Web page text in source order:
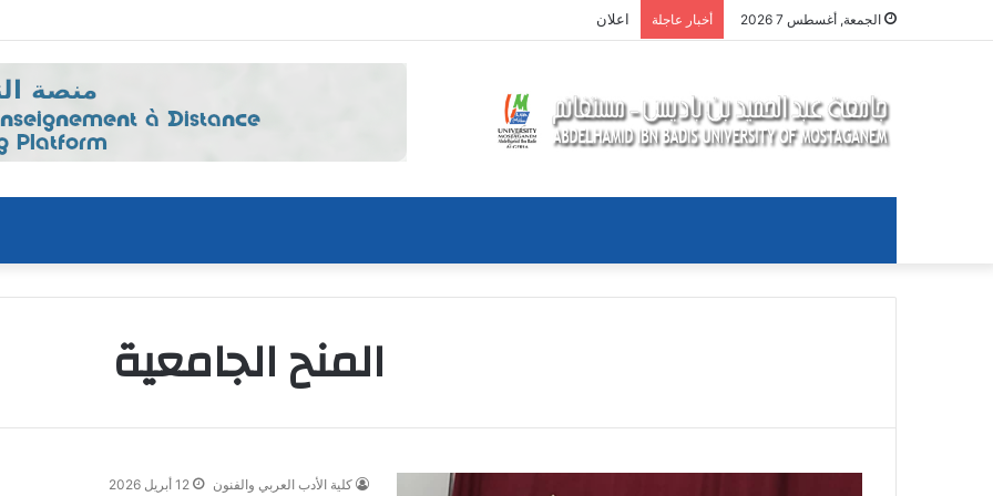
الجمعة, أغسطس 7 2026 أخبار عاجلة اعلان
المنح الجامعية
كلية الأدب العربي والفنون 12 أبريل 2026